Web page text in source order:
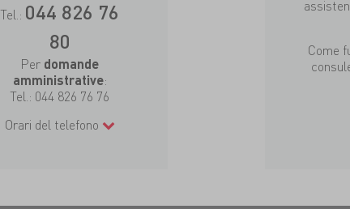
Tel.: 044 826 76
80
Per domande
amministrative:
Tel.: 044 826 76 76
Orari del telefono
Come